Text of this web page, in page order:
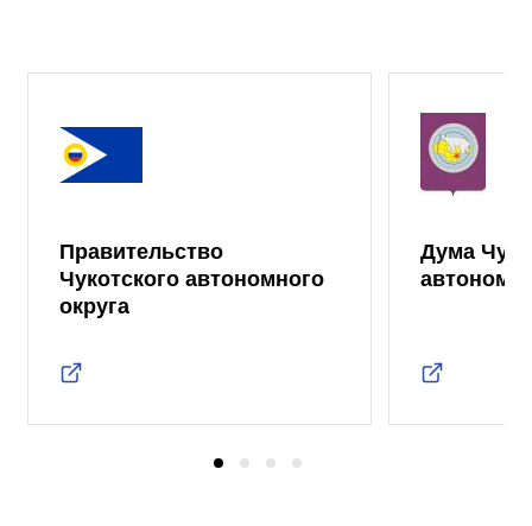
Правительство
Чукотского автономного
округа
Дума